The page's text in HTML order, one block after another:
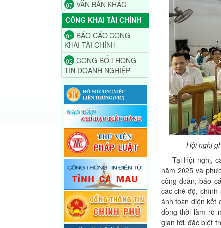
07 VĂN BẢN KHÁC
CÔNG KHAI TÀI CHÍNH
01
BÁO CÁO CÔNG
KHAI TÀI CHÍNH
02 CÔNG BỐ THÔNG
TIN DOANH NGHIỆP
Hội nghị
Tại Hội nghị,
năm 2025 và
công đoàn; báo
các chế độ, chính
ánh toàn diện kết
đồng thời làm rõ
gian tới, đặc biệt